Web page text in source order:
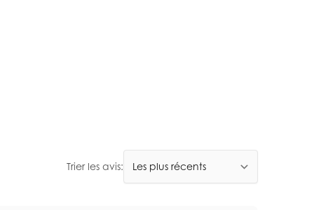
Trier les avis: